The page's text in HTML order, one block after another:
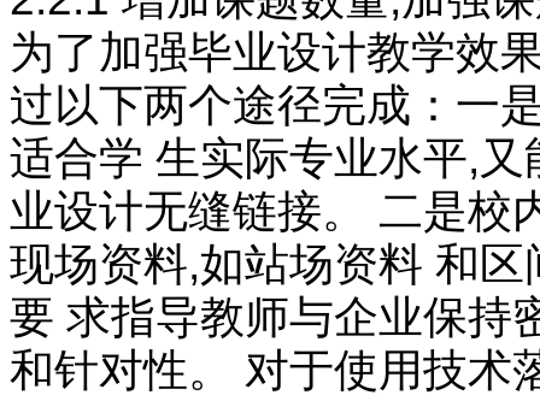
为了加强毕业设计教学效
过以下两个途径完成：一
适合学 生实际专业水平,
业设计无缝链接。 二是校
现场资料,如站场资料 和
要 求指导教师与企业保持
和针对性。 对于使用技术